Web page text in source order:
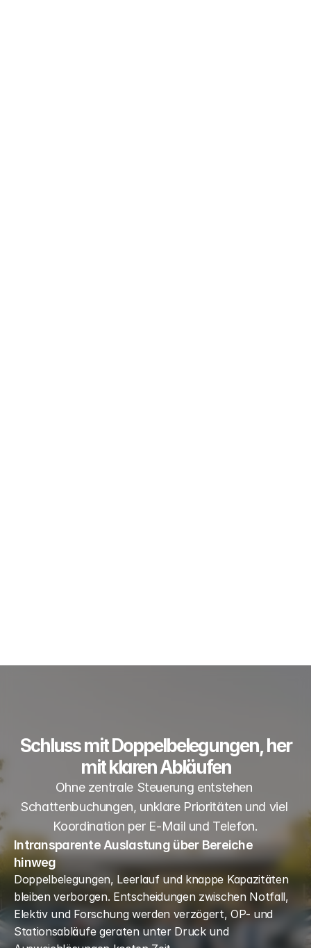
Schluss mit Doppelbelegungen, her
mit klaren Abläufen
Ohne zentrale Steuerung entstehen
Schattenbuchungen, unklare Prioritäten und viel
Koordination per E-Mail und Telefon.
Intransparente Auslastung über Bereiche
hinweg
Doppelbelegungen, Leerlauf und knappe Kapazitäten
bleiben verborgen. Entscheidungen zwischen Notfall,
Elektiv und Forschung werden verzögert, OP- und
Stationsabläufe geraten unter Druck und